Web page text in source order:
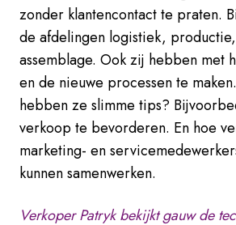
zonder klantencontact te praten.
de afdelingen logistiek,
assemblage. Ook zij hebben met
en de nieuwe processen te
hebben ze slimme tips?
verkoop te bevorderen. En hoe
marketing- en
kunnen samenwerken.
Verkoper Patryk bekijkt gauw de